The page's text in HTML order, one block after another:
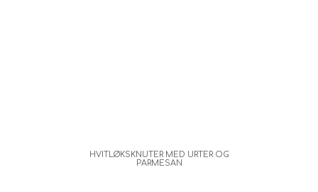
HVITLØKSKNUTER MED URTER OG
PARMESAN